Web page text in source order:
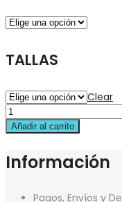
TALLAS
Clear
Añadir al carrito
Información
Pagos, Envíos y